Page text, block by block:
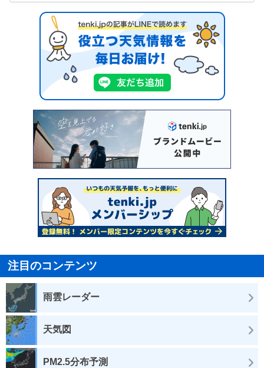
注目のコンテンツ
雨雲レーダー
天気図
PM2.5分布予測